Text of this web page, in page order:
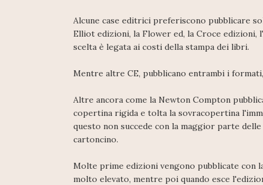
Alcune case editrici preferiscono pubblicare
Elliot edizioni, la Flower ed, la Croce edizioni,
scelta è legata ai costi della stampa dei libri.
Mentre altre CE, pubblicano entrambi i
Altre ancora come la Newton Compton
copertina rigida e tolta la sovracopertina
questo non succede con la maggior parte
cartoncino.
Molte prime edizioni vengono pubblicate con
molto elevato, mentre poi quando esce